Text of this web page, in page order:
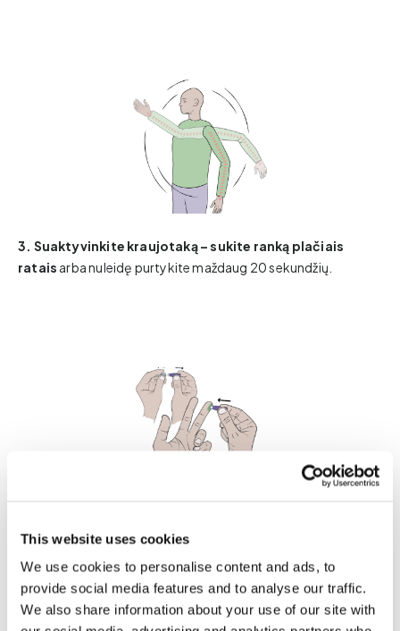
This website uses cookies
We use cookies to personalise content and ads, to
provide social media features and to analyse our traffic.
We also share information about your use of our site with
3. Suaktyvinkite kraujotaką – sukite ranką plačiais
ratais ​arba nuleidę purtykite maždaug 20 sekundžių.
4.Išimkite vienkartinį lancetą. Nuėmus permatomą apsauginį
Spiritu suvilgyta servetėle nuvalykite piršto galą
(rekomenduojame didžiojo piršto).